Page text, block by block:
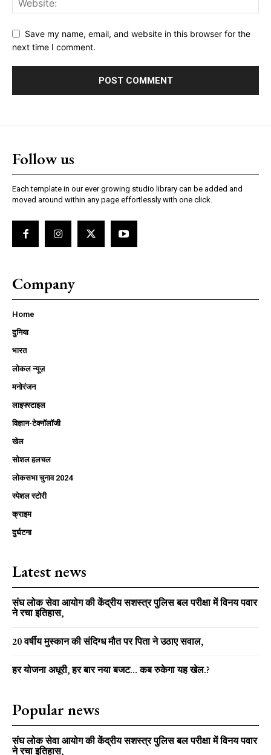
Save my name, email, and website in this browser for the
next time I comment.
Follow us
Each template in our ever growing studio library can be added and
moved around within any page effortlessly with one click.
Company
Home
दुनिया
भारत
लोकल न्यूज़
मनोरंजन
लाइफ्स्टाइल
विज्ञान-टेक्नॉलॉजी
खेल
सोशल हलचल
लोकसभा चुनाव 2024
स्पेशल स्टोरी
क्राइम
दुर्घटना
Latest news
संघ लोक सेवा आयोग की केंद्रीय सशस्त्र पुलिस बल परीक्षा में विनय पवार
ने रचा इतिहास,
20 वर्षीय मुस्कान की संदिग्ध मौत पर पिता ने उठाए सवाल,
हर योजना अधूरी, हर बार नया बजट… कब रुकेगा यह खेल.?
Popular news
संघ लोक सेवा आयोग की केंद्रीय सशस्त्र पुलिस बल परीक्षा में विनय पवार
ने रचा इतिहास,